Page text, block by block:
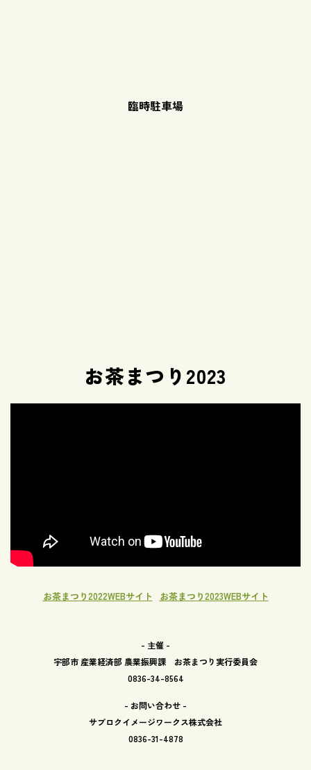
臨時駐車場
お茶まつり2023
お茶まつり2022WEBサイト お茶まつり2023WEBサイト
- 主催 -
宇部市 産業経済部 農業振興課 お茶まつり実行委員会
0836-34-8564
- お問い合わせ -
サブロクイメージワークス株式会社
0836-31-4878